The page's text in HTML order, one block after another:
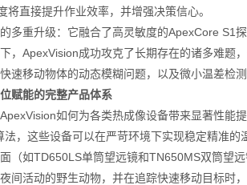
将直接提升作业效率，并增强决策信心。
多重升级：它融合了高灵敏度的ApexCore S1
，ApexVision成功攻克了长期存在的诸多难题
速移动物体的动态模糊问题，以及微小温差检测
赋能的完整产品体系
如何为各类热成像设备带来显著性能
，这些设备可以在严苛环境下实现稳定精准
（如TD650LS单筒望远镜和TN650MS双筒望
间活动的野生动物，并在追踪快速移动目标时